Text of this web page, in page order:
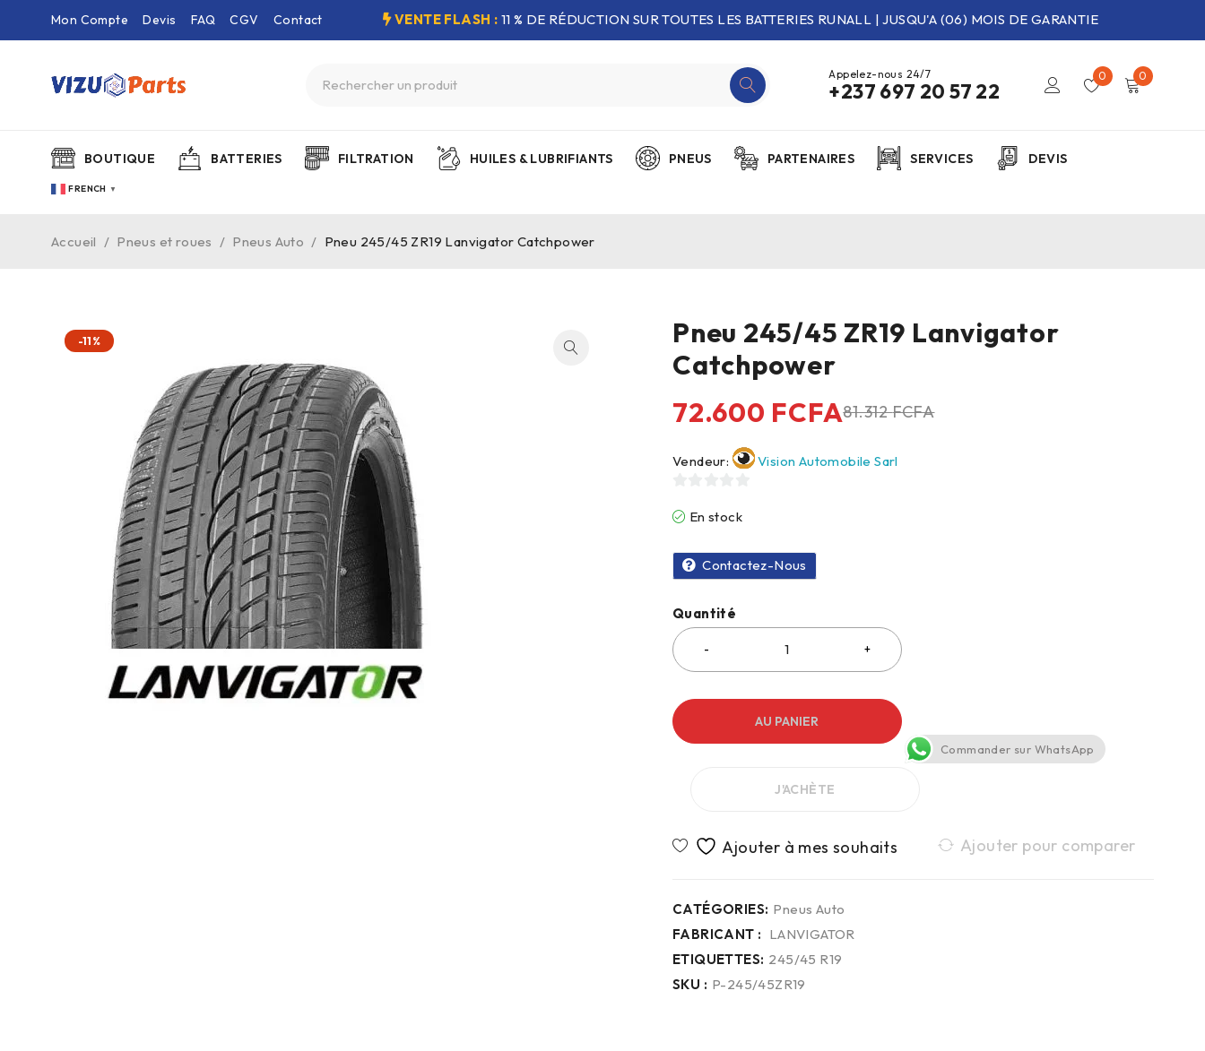
Mon Compte Devis FAQ CGV Contact VENTE FLASH : 11 % DE RÉDUCTION SUR TOUTES LES BATTERIES RUNALL | JUSQU'A (06) MOIS DE GARANTIE
Appelez-nous 24/7
+237 697 20 57 22
0 0
BOUTIQUE BATTERIES FILTRATION HUILES & LUBRIFIANTS PNEUS PARTENAIRES SERVICES DEVIS
FRENCH ▼
Accueil / Pneus et roues / Pneus Auto / Pneu 245/45 ZR19 Lanvigator Catchpower
-11%
Pneu 245/45 ZR19 Lanvigator
Catchpower
81.312FCFA
72.600 FCFA
Vendeur: Vision Automobile Sarl
surEn stock
Contactez-Nous
Quantité
AU PANIER
Commander sur WhatsApp
J'ACHÈTE
Ajouter pour comparer
CATÉGORIES: Pneus Auto
FABRICANT : LANVIGATOR
ETIQUETTES: 245/45 R19
SKU : P-245/45ZR19